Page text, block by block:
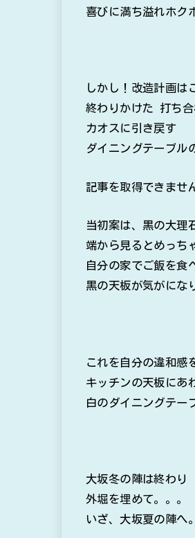
喜びに満ち溢れホク
しかし！改造計画は
終わりかけた 打ち合
カオスに引き戻す
ダイニングテーブル
記事を取得できませ
当初案は、黒の大理
端から見るとめっち
自分の家でご飯を食
黒の天板が気がにな
これを自分の違和感
キッチンの天板にあ
白のダイニングテー
大坂冬の陣は終わり
外堀を埋めて。。。
いざ、大坂夏の陣へ。